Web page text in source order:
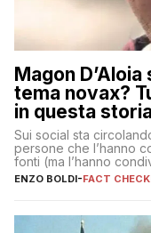
Magon
tema novax?
in questa
Sui social sta
persone che l’hanno
fonti (ma l’hanno
ENZO BOLDI-FACT